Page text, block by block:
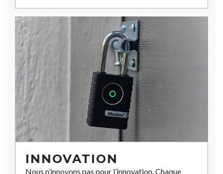
INNOVATION
Nous n’innovons pas pour l’innovation. Chaque